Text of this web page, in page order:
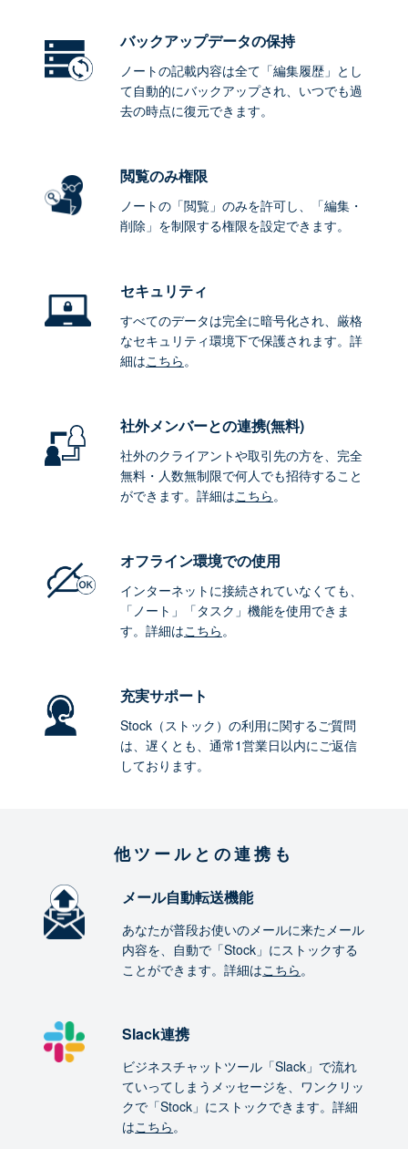
バックアップデータの保持
ノートの記載内容は全て「編集履歴」とし
て自動的にバックアップされ、いつでも過
去の時点に復元できます。
閲覧のみ権限
ノートの「閲覧」のみを許可し、「編集・
削除」を制限する権限を設定できます。
セキュリティ
すべてのデータは完全に暗号化され、厳格
なセキュリティ環境下で保護されます。詳
細はこちら。
社外メンバーとの連携(無料)
社外のクライアントや取引先の方を、完全
無料・人数無制限で何人でも招待すること
ができます。詳細はこちら。
オフライン環境での使用
インターネットに接続されていなくても、
「ノート」「タスク」機能を使用できま
す。詳細はこちら。
充実サポート
Stock（ストック）の利用に関するご質問
は、遅くとも、通常1営業日以内にご返信
しております。
他ツールとの連携も
メール自動転送機能
あなたが普段お使いのメールに来たメール
内容を、自動で「Stock」にストックする
ことができます。詳細はこちら。
Slack連携
ビジネスチャットツール「Slack」で流れ
ていってしまうメッセージを、ワンクリッ
クで「Stock」にストックできます。詳細
はこちら。